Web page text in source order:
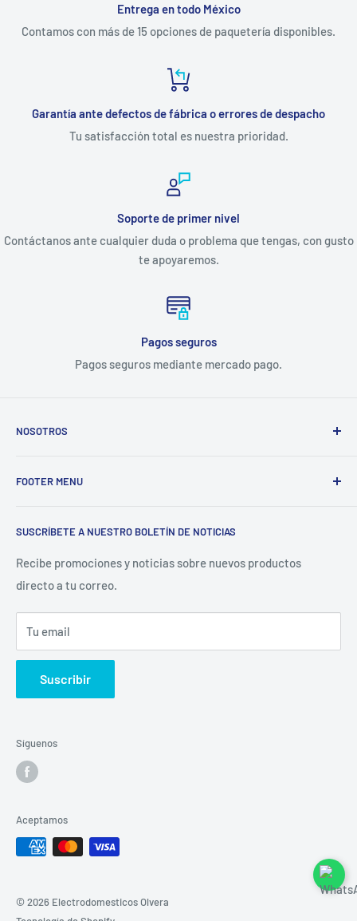
Entrega en todo México
Contamos con más de 15 opciones de paquetería disponibles.
Garantía ante defectos de fábrica o errores de despacho
Tu satisfacción total es nuestra prioridad.
Soporte de primer nivel
Contáctanos ante cualquier duda o problema que tengas, con gusto
te apoyaremos.
Pagos seguros
Pagos seguros mediante mercado pago.
NOSOTROS
de ofrecer refacciones para aparatos electrodomésticos y
restaurantera e industrial.
FOOTER MENU
Catálogo
La Empresa
Contacto
Sucursales
Buscar
SUSCRÍBETE A NUESTRO BOLETÍN DE NOTICIAS
Recibe promociones y noticias sobre nuevos productos
directo a tu correo.
Tu email
Suscribir
Síguenos
Aceptamos
© 2026 Electrodomesticos Olvera